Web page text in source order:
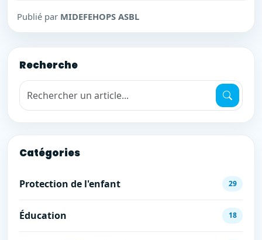
Publié par MIDEFEHOPS ASBL
Recherche
Recherche de mots-clés
Catégories
Protection de l'enfant 29
Éducation 18